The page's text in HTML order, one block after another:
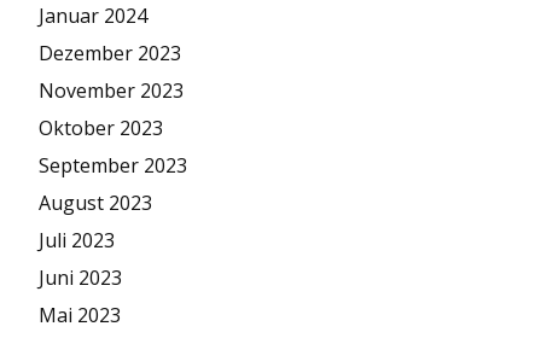
Januar 2024
Dezember 2023
November 2023
Oktober 2023
September 2023
August 2023
Juli 2023
Juni 2023
Mai 2023